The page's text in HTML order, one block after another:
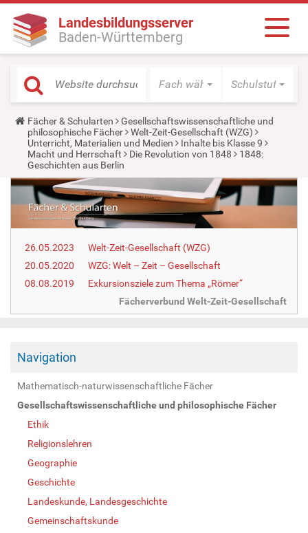
Landesbildungsserver
Baden-Württemberg
Fach wählen Schulstufe
Y
o
u
a
r
e
h
r
e
:
Fächer & Schularten
Gesellschaftswissenschaftliche und
philosophische Fächer
Welt-Zeit-Gesellschaft (WZG)
Unterricht, Materialien und Medien
Inhalte bis Klasse 9
Macht und Herrschaft
Die Revolution von 1848
1848:
Geschichten aus Berlin
26.05.2023
Welt-Zeit-Gesellschaft (WZG)
20.05.2020
WZG: Welt – Zeit – Gesellschaft
08.08.2019
Exkursionsziele zum Thema „Römer“
Fächerverbund Welt-Zeit-Gesellschaft
Navigation
Mathematisch-naturwissenschaftliche Fächer
Gesellschaftswissenschaftliche und philosophische Fächer
Ethik
Religionslehren
Geographie
Geschichte
Landeskunde, Landesgeschichte
Gemeinschaftskunde